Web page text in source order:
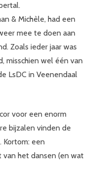
& Michèle, had een
mee te doen aan
Zoals ieder jaar was
misschien wel één van
LsDC in Veenendaal
voor een enorm
bijzalen vinden de
Kortom: een
het dansen (en wat